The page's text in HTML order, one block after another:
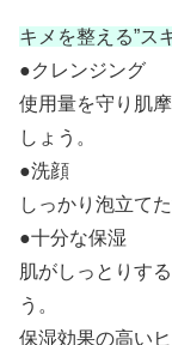
キメを整える”ス
●クレンジング
使用量を守り肌
しょう。
●洗顔
しっかり泡立て
●十分な保湿
肌がしっとりす
う。
保湿効果の高い